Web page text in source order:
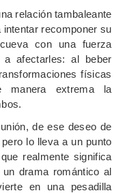
relación tambaleante
recomponer su
con una fuerza
a afectarles: al beber
físicas
manera extrema la
de ese deseo de
lo lleva a un punto
realmente significa
drama romántico al
en una pesadilla